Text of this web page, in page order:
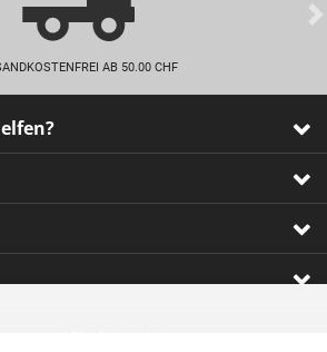
AB 50.00 CHF